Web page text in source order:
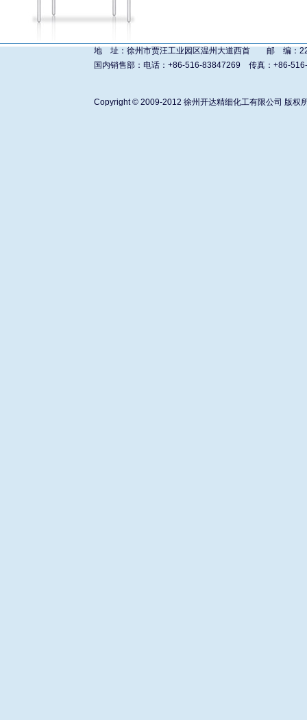
地 址：徐州市贾汪工业园区温州大道西首 邮 编：
国内销售部：电话：+86-516-83847269 传真：+86-
Copyright © 2009-2012 徐州开达精细化工有限公司 版